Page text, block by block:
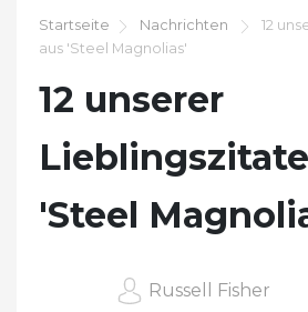
Startseite Nachrichten
12
aus 'Steel Magnolias'
12 unserer
'Steel
Russell Fisher